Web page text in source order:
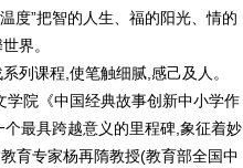
度”把智的人生、福的阳光、情的
界。
课程,使笔触细腻,感己及人。
院《中国经典故事创新中小学作
最具跨越意义的里程碑,象征着妙
育专家杨再隋教授(教育部全国中